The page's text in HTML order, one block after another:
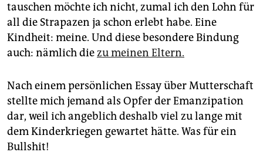
tauschen möchte ich nicht, zumal ich den Lohn für
all die Strapazen ja schon erlebt habe. Eine
Kindheit: meine. Und diese besondere Bindung
auch: nämlich diezu meinen Eltern.
Nach einem persönlichen Essay über Mutterschaft
stellte mich jemand als Opfer der Emanzipation
dar, weil ich angeblich deshalb viel zu lange mit
dem Kinderkriegen gewartet hätte. Was für ein
Bullshit!